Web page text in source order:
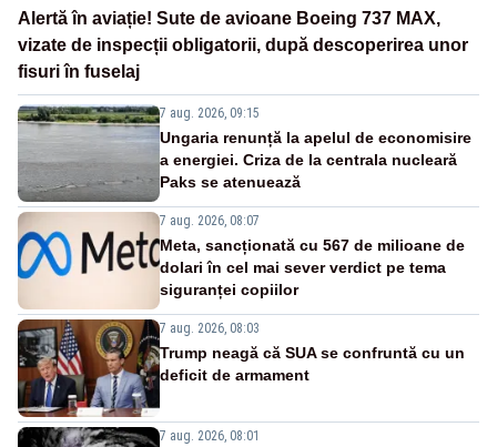
Alertă în aviație! Sute de avioane Boeing 737 MAX,
vizate de inspecții obligatorii, după descoperirea unor
fisuri în fuselaj
7 aug. 2026, 09:15
Ungaria renunță la apelul de economisire
a energiei. Criza de la centrala nucleară
Paks se atenuează
7 aug. 2026, 08:07
Meta, sancționată cu 567 de milioane de
dolari în cel mai sever verdict pe tema
siguranței copiilor
7 aug. 2026, 08:03
Trump neagă că SUA se confruntă cu un
deficit de armament
7 aug. 2026, 08:01